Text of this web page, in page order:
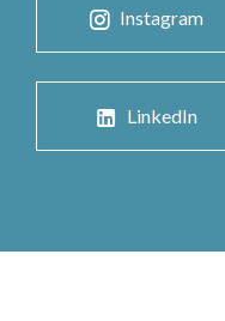
Instagram
LinkedIn